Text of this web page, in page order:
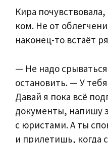
Кира
ком. Не от
наконец-то встаёт
— Не надо
остановить. — У
Давай я пока всё
документы, напишу
с юристами. А ты
и прилетишь, когда